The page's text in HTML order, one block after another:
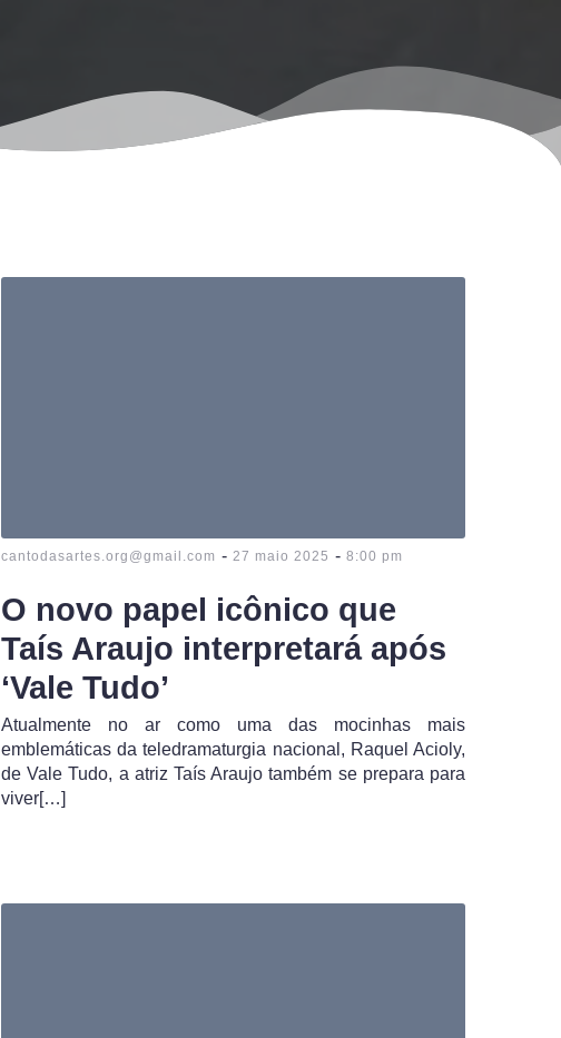
cantodasartes.org@gmail.com - 27 maio 2025 - 8:00 pm
O novo papel icônico que
Taís Araujo interpretará após
‘Vale Tudo’
Atualmente no ar como uma das mocinhas mais
emblemáticas da teledramaturgia nacional, Raquel Acioly,
de Vale Tudo, a atriz Taís Araujo também se prepara para
viver[…]